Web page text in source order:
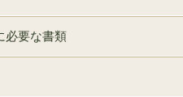
必要な書類